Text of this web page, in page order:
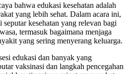
bahwa edukasi kesehatan adalah
yang lebih sehat. Dalam acara ini,
kesehatan yang relevan bagi
termasuk bagaimana menjaga
yang sering menyerang keluarga.
edukasi dan banyak yang
vaksinasi dan langkah pencegahan